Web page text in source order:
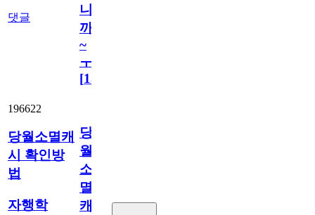
댓글
니
까
~
ㅜ
[15
196622
당월소멸캐
시 확인방
법
자행학
당
월
소
멸
캐